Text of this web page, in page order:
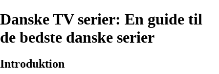
Danske TV serier: En guide til
de bedste danske serier
Introduktion